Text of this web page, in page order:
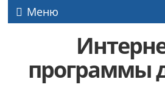
Меню
программы